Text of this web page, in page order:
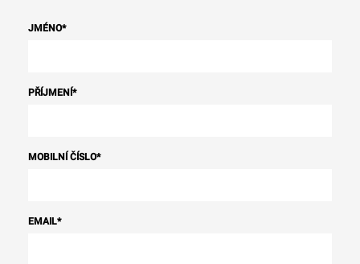
JMÉNO*
PŘÍJMENÍ *
MOBILNÍ ČÍSLO*
EMAIL*